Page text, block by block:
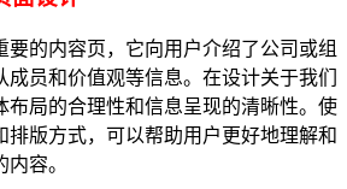
要的内容页，它向用户介绍了公司或组
员和价值观等信息。在设计关于我们
布局的合理性和信息呈现的清晰性。使
排版方式，可以帮助用户更好地理解和
容。